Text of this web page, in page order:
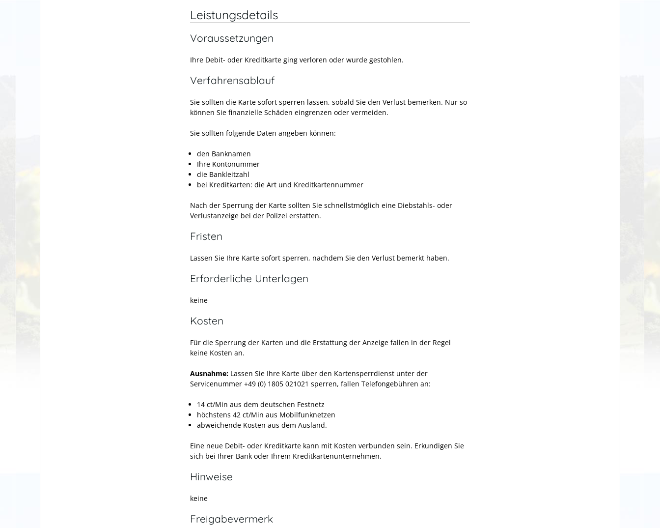
Leistungsdetails
Voraussetzungen
Ihre Debit- oder Kreditkarte ging verloren oder wurde gestohlen.
Verfahrensablauf
Sie sollten die Karte sofort sperren lassen, sobald Sie den Verlust bemerken. Nur so
können Sie finanzielle Schäden eingrenzen oder vermeiden.
Sie sollten folgende Daten angeben können:
den Banknamen
Ihre Kontonummer
die Bankleitzahl
bei Kreditkarten: die Art und Kreditkartennummer
Nach der Sperrung der Karte sollten Sie schnellstmöglich eine Diebstahls- oder
Verlustanzeige bei der Polizei erstatten.
Fristen
Lassen Sie Ihre Karte sofort sperren, nachdem Sie den Verlust bemerkt haben.
Erforderliche Unterlagen
keine
Kosten
Für die Sperrung der Karten und die Erstattung der Anzeige fallen in der Regel
keine Kosten an.
Ausnahme: Lassen Sie Ihre Karte über den Kartensperrdienst unter der
Servicenummer +49 (0) 1805 021021 sperren, fallen Telefongebühren an:
14 ct/Min aus dem deutschen Festnetz
höchstens 42 ct/Min aus Mobilfunknetzen
abweichende Kosten aus dem Ausland.
Eine neue Debit- oder Kreditkarte kann mit Kosten verbunden sein. Erkundigen Sie
sich bei Ihrer Bank oder Ihrem Kreditkartenunternehmen.
Hinweise
keine
Freigabevermerk